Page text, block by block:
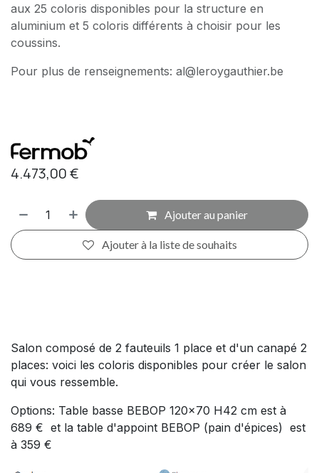
aux 25 coloris disponibles pour la structure en
aluminium et 5 coloris différents à choisir pour les
coussins.
Pour plus de renseignements: al@leroygauthier.be
4.473,00€
Ajouter au panier
Ajouter à la liste de souhaits
Salon composé de 2 fauteuils 1 place et d'un canapé 2
places: voici les coloris disponibles pour créer le salon
qui vous ressemble.
Options: Table basse BEBOP 120x70 H42 cm est à
689 € et la table d'appoint BEBOP (pain d'épices) est
à 359 €